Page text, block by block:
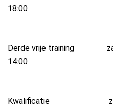
18:00
Derde vrije training
14:00
Kwalificatie